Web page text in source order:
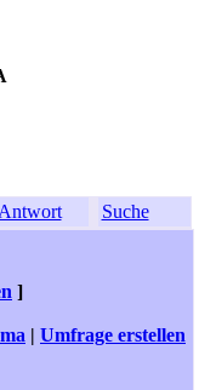
Antwort
Suche
]
| Umfrage erstellen